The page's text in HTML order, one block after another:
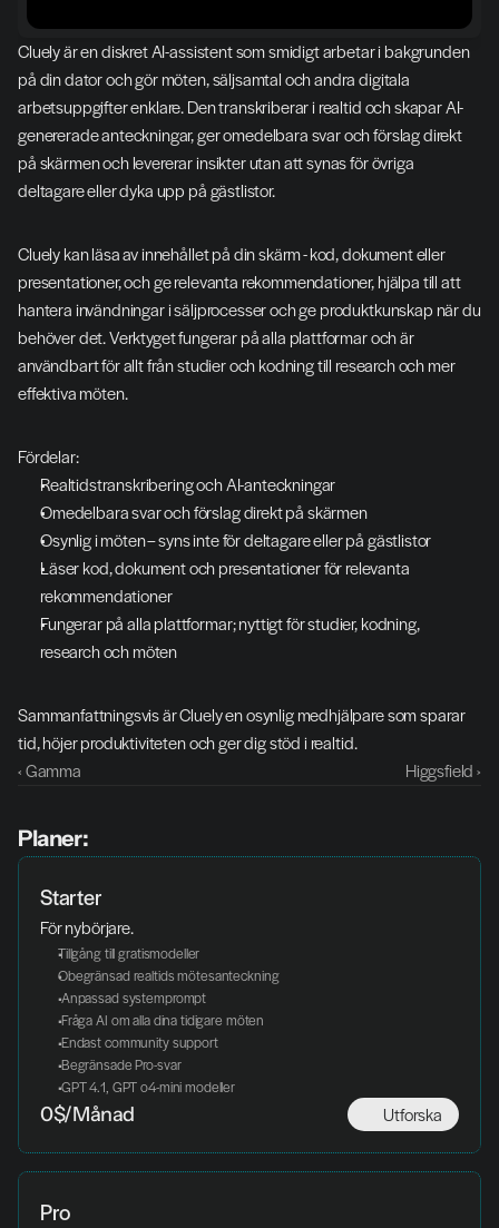
Cluely är en diskret AI-assistent som smidigt arbetar i bakgrunden
på din dator och gör möten, säljsamtal och andra digitala
arbetsuppgifter enklare. Den transkriberar i realtid och skapar AI-
genererade anteckningar, ger omedelbara svar och förslag direkt
på skärmen och levererar insikter utan att synas för övriga
deltagare eller dyka upp på gästlistor.
Cluely kan läsa av innehållet på din skärm - kod, dokument eller
presentationer, och ge relevanta rekommendationer, hjälpa till att
hantera invändningar i säljprocesser och ge produktkunskap när du
behöver det. Verktyget fungerar på alla plattformar och är
användbart för allt från studier och kodning till research och mer
effektiva möten.
Fördelar:
Realtidstranskribering och AI-anteckningar
Omedelbara svar och förslag direkt på skärmen
Osynlig i möten – syns inte för deltagare eller på gästlistor
Läser kod, dokument och presentationer för relevanta
rekommendationer
Fungerar på alla plattformar; nyttigt för studier, kodning,
research och möten
Sammanfattningsvis är Cluely en osynlig medhjälpare som sparar
tid, höjer produktiviteten och ger dig stöd i realtid.
‹ Gamma
Higgsfield ›
Planer:
Starter
För nybörjare.
Tillgång till gratismodeller
Obegränsad realtids mötesanteckning
Anpassad systemprompt
Fråga AI om alla dina tidigare möten
Endast community support
Begränsade Pro-svar
GPT 4.1, GPT o4-mini modeller
Utforska
0$/Månad
Pro